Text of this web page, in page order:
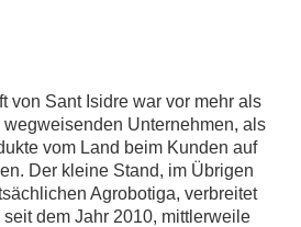
von Sant Isidre war vor mehr als
Unternehmen, als
vom Land beim Kunden auf
Der kleine Stand, im Übrigen
Agrobotiga, verbreitet
dem Jahr 2010, mittlerweile